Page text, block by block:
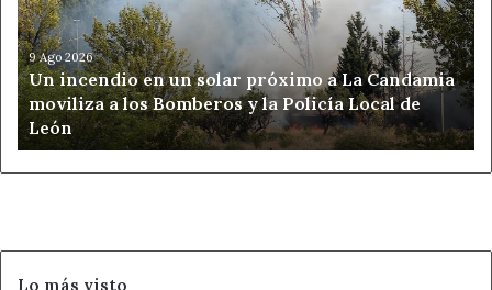
solar
próximo
a
La
Candamia
moviliza
a
los
9 Ago 2026
Un incendio en un solar próximo a La Candamia
moviliza a los Bomberos y la Policía Local de
León
Lo más visto